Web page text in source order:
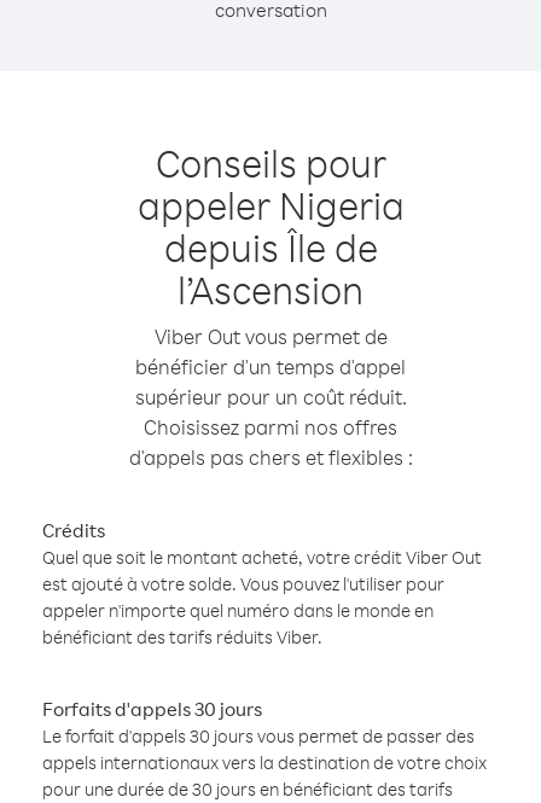
conversation
Conseils pour
appeler Nigeria
depuis Île de
l’Ascension
Viber Out vous permet de
bénéficier d'un temps d'appel
supérieur pour un coût réduit.
Choisissez parmi nos offres
d'appels pas chers et flexibles :
Crédits
Quel que soit le montant acheté, votre crédit Viber Out
est ajouté à votre solde. Vous pouvez l'utiliser pour
appeler n'importe quel numéro dans le monde en
bénéficiant des tarifs réduits Viber.
Forfaits d'appels 30 jours
Le forfait d'appels 30 jours vous permet de passer des
appels internationaux vers la destination de votre choix
pour une durée de 30 jours en bénéficiant des tarifs